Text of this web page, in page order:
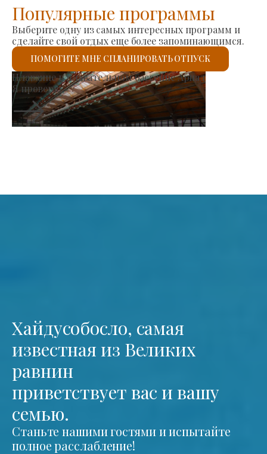
Популярные программы
Выберите одну из самых интересных программ и
сделайте свой отдых еще более запоминающимся.
ПОМОГИТЕ МНЕ СПЛАНИРОВАТЬ ОТПУСК
Рынок производителей
Я проверю.
Хайдусобосло, самая
известная из Великих
равнин
приветствует вас и вашу
семью.
Станьте нашими гостями и испытайте
полное расслабление!